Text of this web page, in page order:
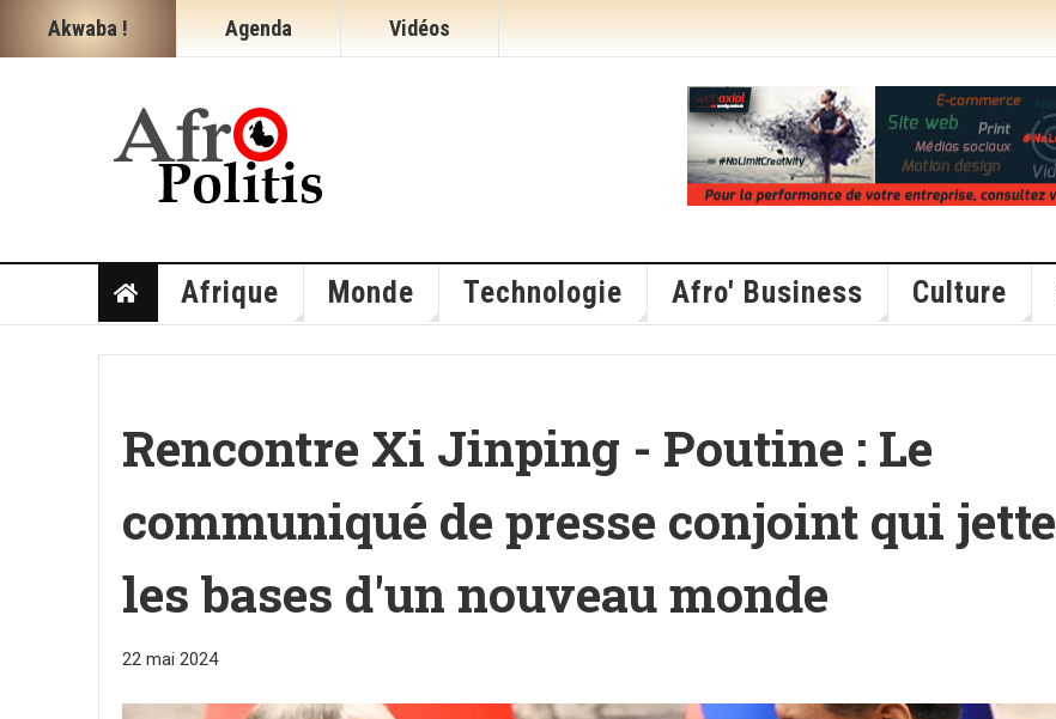
Akwaba ! Agenda Vidéos
Afrique Monde Technologie Afro' Business Culture
Rencontre Xi Jinping - Poutine : Le
communiqué de presse conjoint qui jette
les bases d'un nouveau monde
22 mai 2024